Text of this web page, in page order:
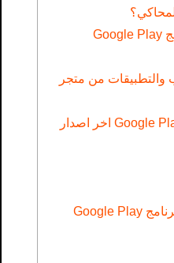
ما هي أهمية تحميل برنامج Google Play
والتطبيقات من متجر
مميزات تحميل برنامج Google Play اخر اصدار
معلومات ملف تحميل برنامج Google Play